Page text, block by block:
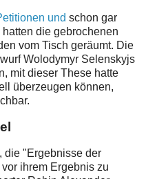
und schon gar
die gebrochenen
vom Tisch geräumt. Die
Wolodymyr Selenskyjs
mit dieser These hatte
überzeugen können,
die "Ergebnisse der
ihrem Ergebnis zu